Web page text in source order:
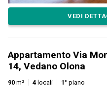
VEDI
Appartamento Via
14, Vedano Olona
90 m² 4 locali 1° piano